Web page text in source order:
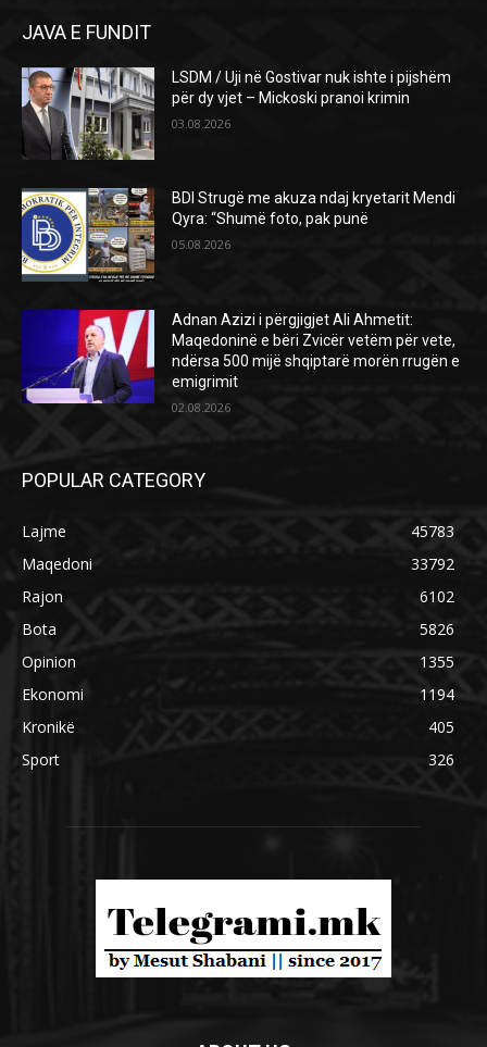
JAVA E FUNDIT
LSDM / Uji në Gostivar nuk ishte i pijshëm
për dy vjet – Mickoski pranoi krimin
03.08.2026
BDI Strugë me akuza ndaj kryetarit Mendi
Qyra: “Shumë foto, pak punë
05.08.2026
Adnan Azizi i përgjigjet Ali Ahmetit:
Maqedoninë e bëri Zvicër vetëm për vete,
ndërsa 500 mijë shqiptarë morën rrugën e
emigrimit
02.08.2026
POPULAR CATEGORY
Lajme
45783
Maqedoni
33792
Rajon
6102
Bota
5826
Opinion
1355
Ekonomi
1194
Kronikë
405
Sport
326